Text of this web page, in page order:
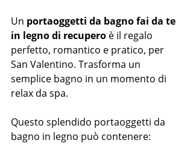
Un portaoggetti da bagno fai da te
in legno di recupero è il regalo
perfetto, romantico e pratico, per
San Valentino. Trasforma un
semplice bagno in un momento di
relax da spa.
Questo splendido portaoggetti da
bagno in legno può contenere: